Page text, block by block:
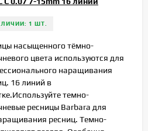
1 ШТ.
насыщенного тёмно-
цвета используются для
наращивания
16 линий в
темно-
ресницы Barbara для
ресниц. Темно-